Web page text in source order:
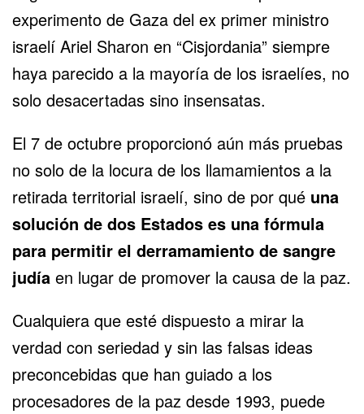
experimento de Gaza del ex primer ministro
israelí Ariel Sharon en “Cisjordania” siempre
haya parecido a la mayoría de los israelíes, no
solo desacertadas sino insensatas.
El 7 de octubre proporcionó aún más pruebas
no solo de la locura de los llamamientos a la
retirada territorial israelí, sino de por qué una
solución de dos Estados es una fórmula
para permitir el derramamiento de sangre
judía en lugar de promover la causa de la paz.
Cualquiera que esté dispuesto a mirar la
verdad con seriedad y sin las falsas ideas
preconcebidas que han guiado a los
procesadores de la paz desde 1993, puede